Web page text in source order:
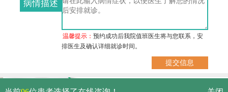
病情描述
温馨提示：预约成功后我院值班医生将与您联系，安
排医生及确认详细就诊时间。
武汉市硚口区解放大道479号